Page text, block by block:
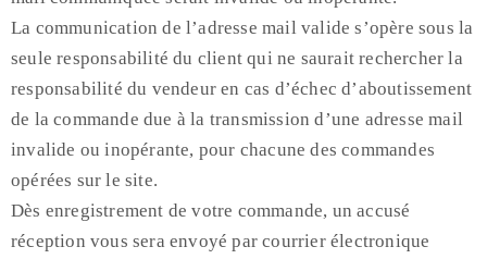
La communication de l’adresse mail valide s’opère sous la
seule responsabilité du client qui ne saurait rechercher la
responsabilité du vendeur en cas d’échec d’aboutissement
de la commande due à la transmission d’une adresse mail
invalide ou inopérante, pour chacune des commandes
opérées sur le site.
Dès enregistrement de votre commande, un accusé
réception vous sera envoyé par courrier électronique